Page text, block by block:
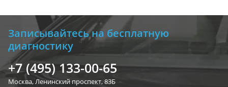
Записывайтесь на бесплатную
диагностику
+7 (495) 133-00-65
Москва, Ленинскийпроспект, 83Б